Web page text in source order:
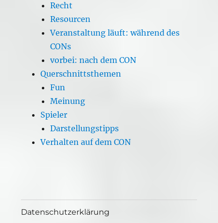
Recht
Resourcen
Veranstaltung läuft: während des
CONs
vorbei: nach dem CON
Querschnittsthemen
Fun
Meinung
Spieler
Darstellungstipps
Verhalten auf dem CON
Datenschutzerklärung